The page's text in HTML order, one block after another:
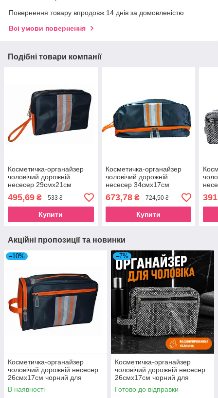
Повернення товару впродовж 14 днів за домовленістю
Всі умови повернення
Подібні товари компанії
Косметичка-органайзер
чоловічий дорожній
несесер 29смх21см
чорний для туалетного
приладдя Beauty Luxury
495,69 ₴ 533 ₴
Купити
Косметичка-органайзер
чоловічий дорожній
несесер 34смх17см
чорний для туалетного
приладдя Beauty Luxury
673,78₴ 724,50 ₴
Купити
Акційні пропозиції та новинки
–10%
Косметичка-органайзер
чоловічий дорожній несесер
26смх17см чорний для
туалетного приладдя Beauty
Luxury
В наявності
–7%
Косметичка-органайзер
чоловічий дорожній несесер
26смх17см чорний для
туалетного приладдя Beauty
Luxury
Готово до відправки